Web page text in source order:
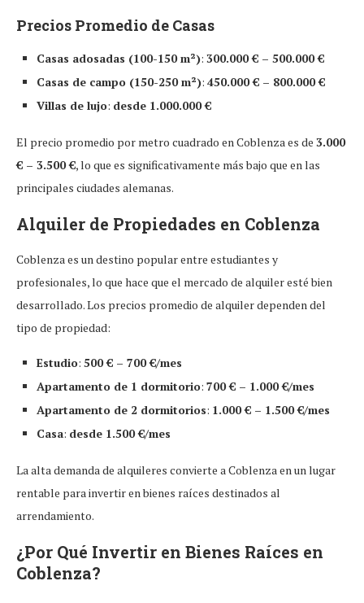
Precios Promedio de Casas
Casas adosadas (100-150 m²): 300.000 € – 500.000 €
Casas de campo (150-250 m²): 450.000 € – 800.000 €
Villas de lujo: desde 1.000.000 €
El precio promedio por metro cuadrado en Coblenza es de 3.000
€ – 3.500 €, lo que es significativamente más bajo que en las
principales ciudades alemanas.
Alquiler de Propiedades en Coblenza
Coblenza es un destino popular entre estudiantes y
profesionales, lo que hace que el mercado de alquiler esté bien
desarrollado. Los precios promedio de alquiler dependen del
tipo de propiedad:
Estudio: 500 € – 700 €/mes
Apartamento de 1 dormitorio: 700 € – 1.000 €/mes
Apartamento de 2 dormitorios: 1.000 € – 1.500 €/mes
Casa: desde 1.500 €/mes
La alta demanda de alquileres convierte a Coblenza en un lugar
rentable para invertir en bienes raíces destinados al
arrendamiento.
¿Por Qué Invertir en Bienes Raíces en
Coblenza?